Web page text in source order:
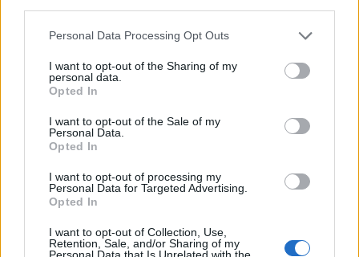
Please note that this website/app uses one or more Google
not limited to your visit or usage behaviour. You may click to
grant or deny consent to Google and its third-party tags to
use your data for below specified purposes in below Google
consent section.
Personal Data Processing Opt Outs
I want to opt-out of the Sharing of my
personal data.
Opted In
I want to opt-out of the Sale of my
Personal Data.
Opted In
I want to opt-out of processing my
Personal Data for Targeted Advertising.
Opted In
I want to opt-out of Collection, Use,
Retention, Sale, and/or Sharing of my
Personal Data that Is Unrelated with the
redattore. Cura contenuti amichevoli e porta in
cicchetti.